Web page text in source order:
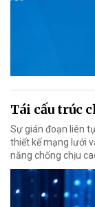
Tái cấu trúc
Sự gián đoạn liên
thiết kế mạng lưới
năng chống chịu